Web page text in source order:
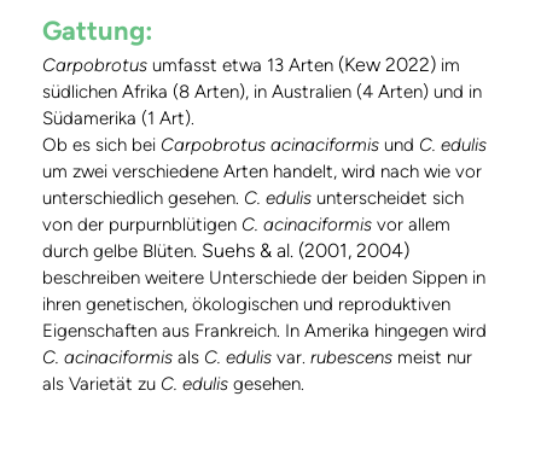
Gattung:
Carpobrotus umfasst etwa 13 Arten (Kew 2022) im
südlichen Afrika (8 Arten), in Australien (4 Arten) und in
Südamerika (1 Art).
Ob es sich bei Carpobrotus acinaciformis und C. edulis
um zwei verschiedene Arten handelt, wird nach wie vor
unterschiedlich gesehen. C. edulis unterscheidet sich
von der purpurnblütigen C. acinaciformis vor allem
durch gelbe Blüten. Suehs & al. (2001, 2004)
beschreiben weitere Unterschiede der beiden Sippen in
ihren genetischen, ökologischen und reproduktiven
Eigenschaften aus Frankreich. In Amerika hingegen wird
C. acinaciformis als C. edulis var. rubescens meist nur
als Varietät zu C. edulis gesehen.